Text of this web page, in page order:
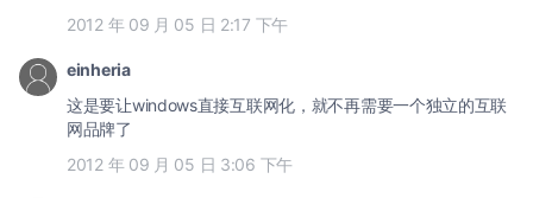
2012 年 09 月 05 日 2:17 下午
einheria
这是要让windows直接互联网化，就不再需要一个独立的互联
网品牌了
2012 年 09 月 05 日 3:06 下午